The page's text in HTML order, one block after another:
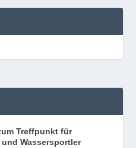
Treffpunkt für
Wassersportler